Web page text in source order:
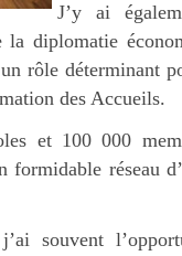
J’y ai
la diplomatie
rôle déterminant
des Accueils.
et 100 000
réseau
souvent